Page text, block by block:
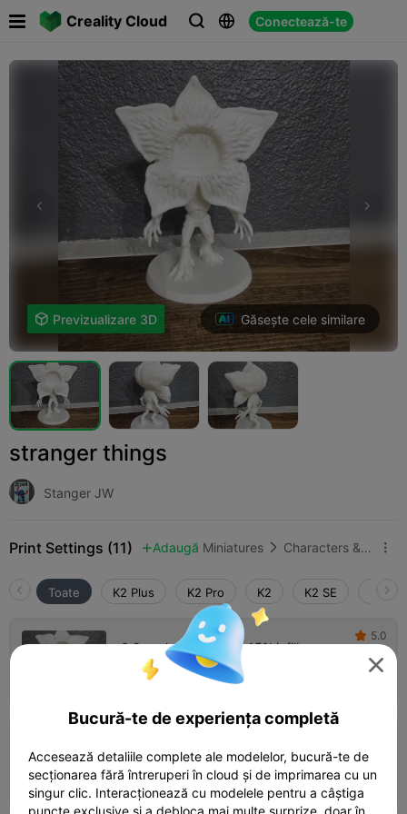
Creality Cloud   Conectează-te
 
 Previzualizare 3D Găsește cele similare
stranger things
Stanger JW
Print Settings (11)  Adaugă Miniatures  Characters & Creatures 
Toate K2 Plus K2 Pro K2 K2 SE
0.2mm layer, 2 walls, 15% infill
 02h 50m  1 plates
 5.0
 02h 50m  1 plates  84.85g

Bucură-te de experiența completă
Accesează detaliile complete ale modelelor, bucură-te de
secționarea fără întreruperi în cloud și de imprimarea cu un
singur clic. Interacționează cu modelele pentru a câștiga
puncte exclusive și a debloca mai multe surprize, doar în